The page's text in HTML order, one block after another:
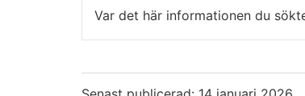
Var det här informationen du